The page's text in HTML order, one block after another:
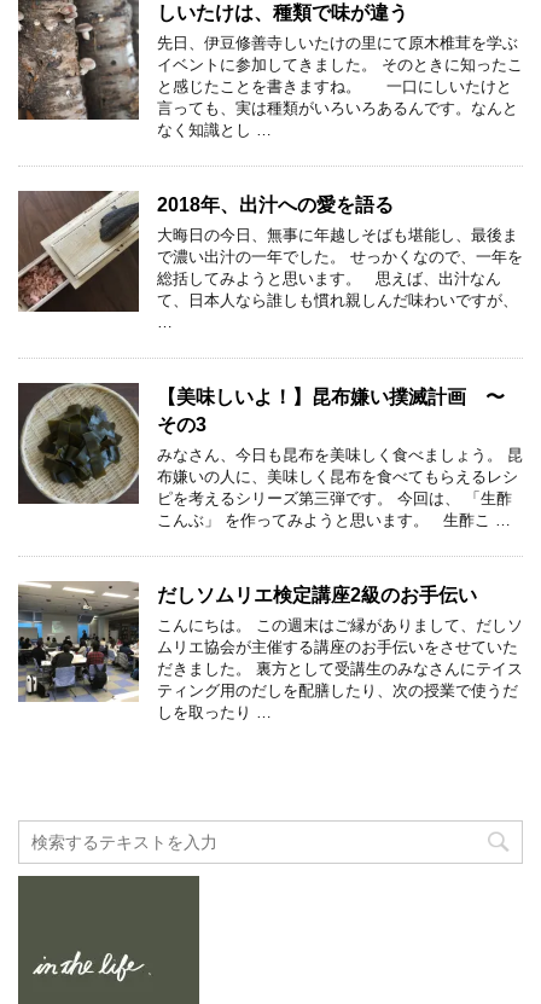
しいたけは、種類で味が違う
先日、伊豆修善寺しいたけの里にて原木椎茸を学ぶ
イベントに参加してきました。 そのときに知ったこ
と感じたことを書きますね。 一口にしいたけと
言っても、実は種類がいろいろあるんです。なんと
なく知識とし …
2018年、出汁への愛を語る
大晦日の今日、無事に年越しそばも堪能し、最後ま
で濃い出汁の一年でした。 せっかくなので、一年を
総括してみようと思います。 思えば、出汁なん
て、日本人なら誰しも慣れ親しんだ味わいですが、
…
【美味しいよ！】昆布嫌い撲滅計画 〜
その3
みなさん、今日も昆布を美味しく食べましょう。 昆
布嫌いの人に、美味しく昆布を食べてもらえるレシ
ピを考えるシリーズ第三弾です。 今回は、 「生酢
こんぶ」 を作ってみようと思います。 生酢こ …
だしソムリエ検定講座2級のお手伝い
こんにちは。 この週末はご縁がありまして、だしソ
ムリエ協会が主催する講座のお手伝いをさせていた
だきました。 裏方として受講生のみなさんにテイス
ティング用のだしを配膳したり、次の授業で使うだ
しを取ったり …